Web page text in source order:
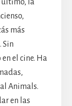
último, la
más
Sin
el cine. Ha
Animals.
en las